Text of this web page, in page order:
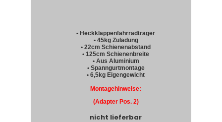
• Heckklappenfahrradträger
• 45kg Zuladung
• 22cm Schienenabstand
• 125cm Schienenbreite
• Aus Aluminium
• Spanngurtmontage
• 6,5kg Eigengewicht
Montagehinweise:
(Adapter Pos. 2)
nicht lieferbar